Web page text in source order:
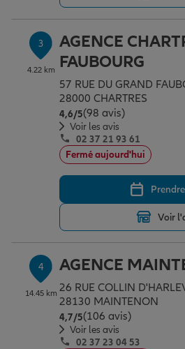
Garantie des accidents de la
Assurance scolaire
Protection juridique
Retraite
3
4.22 km
AGENCE
FAUBOURG
57 RUE DU GRAND
28000 CHARTRES
4,6/5Note de 4.6 sur 5
(98 avis)
Voir les avis
02 37 21 93 61
Fermé aujourd'hui
Voir
4
14.45 km
AGENCE
26 RUE COLLIN
28130 MAINTENON
4,7/5Note de 4.7 sur 5
(106 avis)
Voir les avis
02 37 23 04 53